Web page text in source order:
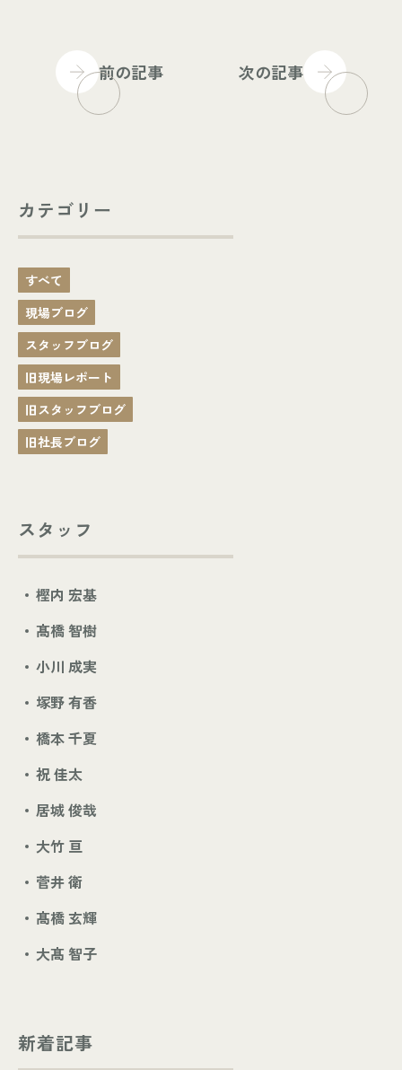
カテゴリー
すべて
現場ブログ
スタッフブログ
旧現場レポート
旧スタッフブログ
旧社長ブログ
スタッフ
樫内 宏基
髙橋 智樹
小川 成実
塚野 有香
橋本 千夏
祝 佳太
居城 俊哉
大竹 亘
菅井 衛
髙橋 玄輝
大髙 智子
新着記事
前の記事 次の記事